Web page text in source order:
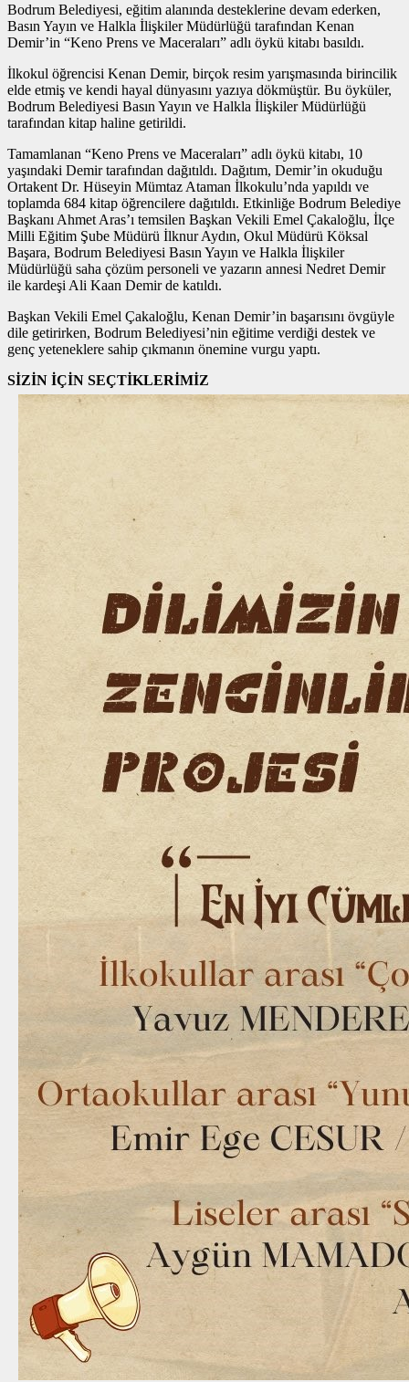
Bodrum Belediyesi, eğitim alanında desteklerine devam ederken,
Basın Yayın ve Halkla İlişkiler Müdürlüğü tarafından Kenan
Demir’in “Keno Prens ve Maceraları” adlı öykü kitabı basıldı.
İlkokul öğrencisi Kenan Demir, birçok resim yarışmasında birincilik
elde etmiş ve kendi hayal dünyasını yazıya dökmüştür. Bu öyküler,
Bodrum Belediyesi Basın Yayın ve Halkla İlişkiler Müdürlüğü
tarafından kitap haline getirildi.
Tamamlanan “Keno Prens ve Maceraları” adlı öykü kitabı, 10
yaşındaki Demir tarafından dağıtıldı. Dağıtım, Demir’in okuduğu
Ortakent Dr. Hüseyin Mümtaz Ataman İlkokulu’nda yapıldı ve
toplamda 684 kitap öğrencilere dağıtıldı. Etkinliğe Bodrum Belediye
Başkanı Ahmet Aras’ı temsilen Başkan Vekili Emel Çakaloğlu, İlçe
Milli Eğitim Şube Müdürü İlknur Aydın, Okul Müdürü Köksal
Başara, Bodrum Belediyesi Basın Yayın ve Halkla İlişkiler
Müdürlüğü saha çözüm personeli ve yazarın annesi Nedret Demir
ile kardeşi Ali Kaan Demir de katıldı.
Başkan Vekili Emel Çakaloğlu, Kenan Demir’in başarısını övgüyle
dile getirirken, Bodrum Belediyesi’nin eğitime verdiği destek ve
genç yeteneklere sahip çıkmanın önemine vurgu yaptı.
SİZİN İÇİN SEÇTİKLERİMİZ